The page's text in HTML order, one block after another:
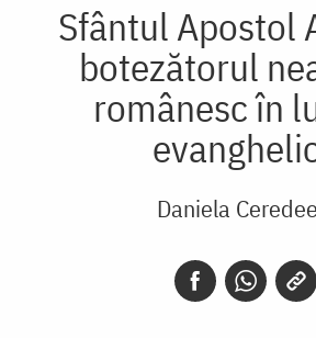
Sfântul Apostol
botezătorul
românesc în
Daniela